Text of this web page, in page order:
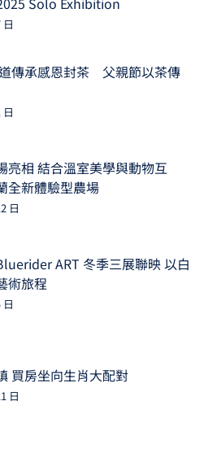
傳承感恩封茶 父親節以茶傳
亮相 結合溫室美學與動物互
新體驗型農場
日
ART 冬季三展聯映 以白
術旅程
買房坐向生肖大配對
日